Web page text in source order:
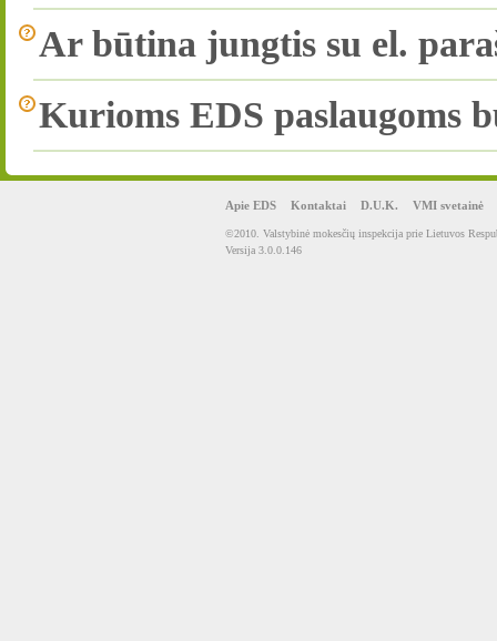
Ar būtina jungtis su el.
Kurioms EDS paslaugoms
Apie EDS Kontaktai D.U.K. VMI svetainė
©2010. Valstybinė mokesčių inspekcija prie Lietuvos
Versija 3.0.0.146